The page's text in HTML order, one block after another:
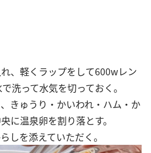
、軽くラップをして600wレン
洗って水気を切っておく。
きゅうり・かいわれ・ハム・か
に温泉卵を割り落とす。
しを添えていただく。